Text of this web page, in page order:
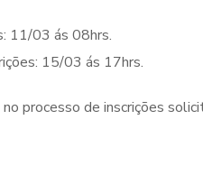
11/03 ás 08hrs.
15/03 ás 17hrs.
processo de inscrições